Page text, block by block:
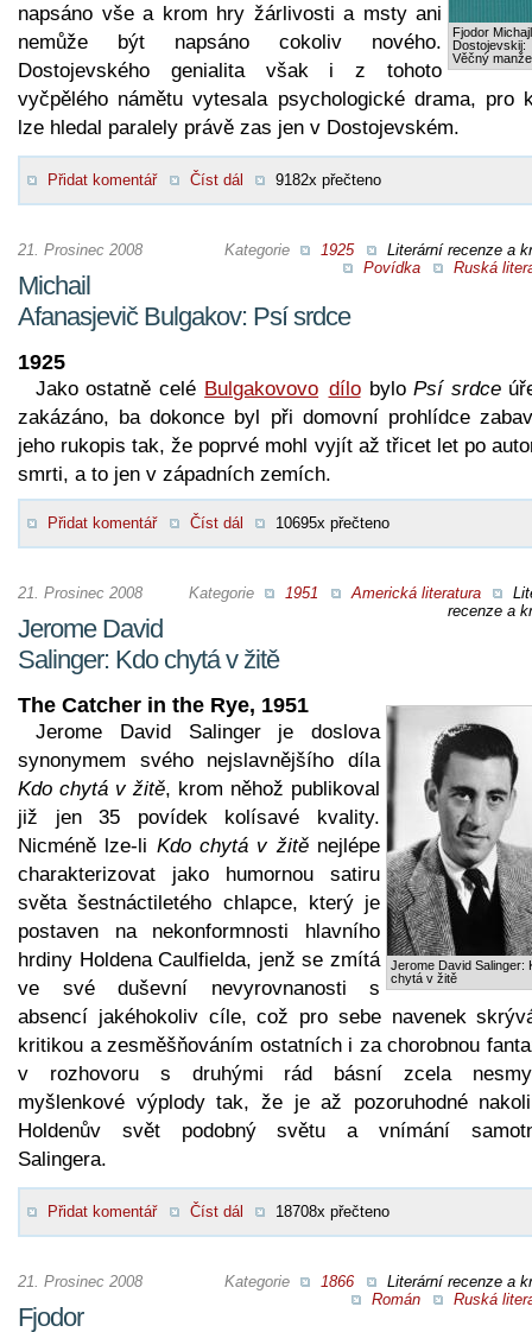
Fjodor
Dostojevskij:
Věčný
napsáno vše a krom hry žárlivosti a msty ani
nemůže být napsáno cokoliv nového.
Dostojevského genialita však i z tohoto
vyčpělého námětu vytesala psychologické drama, pro
lze hledal paralely právě zas jen v Dostojevském.
Přidat komentář Číst dál 9182x přečteno
Kategorie 1925
Literární recenze a
Povídka
Ruská
21. Prosinec 2008
Michail
Afanasjevič Bulgakov: Psí srdce
1925
Jako ostatně celé Bulgakovovo dílo byloPsí srdce
zakázáno, ba dokonce byl při domovní prohlídce
jeho rukopis tak, že poprvé mohl vyjít až třicet let po
smrti, a to jen v západních zemích.
Přidat komentář Číst dál 10695x přečteno
Kategorie 1951 Americká literatura
recenze a
21. Prosinec 2008
Jerome David
Salinger: Kdo chytá v žitě
Jerome David Salinger:
chytá v žitě
The Catcher in the Rye, 1951
Jerome David Salinger je doslova
synonymem svého nejslavnějšího díla
Kdo chytá v žitě, krom něhož publikoval
již jen 35 povídek kolísavé kvality.
Nicméně lze-li Kdo chytá v žitěnejlépe
charakterizovat jako humornou satiru
světa šestnáctiletého chlapce, který je
postaven na nekonformnosti hlavního
hrdiny Holdena Caulfielda, jenž se zmítá
ve své duševní nevyrovnanosti s
absencí jakéhokoliv cíle, což pro sebe navenek
kritikou a zesměšňováním ostatních i za chorobnou
v rozhovoru s druhými rád básní zcela
myšlenkové výplody tak, že je až pozoruhodné
Holdenův svět podobný světu a vnímání
Salingera.
Přidat komentář Číst dál 18708x přečteno
Kategorie 1866
Literární recenze a
Román
Ruská
21. Prosinec 2008
Fjodor